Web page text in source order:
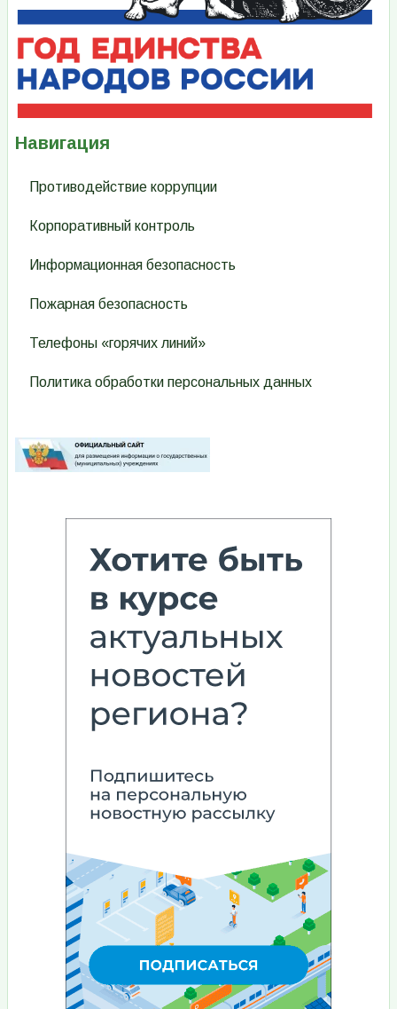
Навигация
Противодействие коррупции
Корпоративный контроль
Информационная безопасность
Пожарная безопасность
Телефоны «горячих линий»
Политика обработки персональных данных
Изображение